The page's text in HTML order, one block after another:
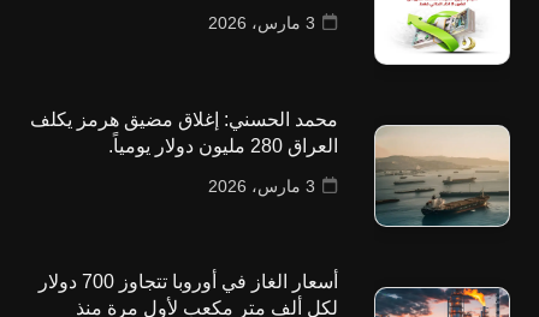
3 مارس، 2026
محمد الحسني: إغلاق مضيق هرمز يكلف
العراق 280 مليون دولار يومياً.
3 مارس، 2026
أسعار الغاز في أوروبا تتجاوز 700 دولار
لكل ألف متر مكعب لأول مرة منذ